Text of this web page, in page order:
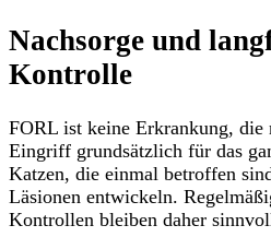
Nachsorge und
Kontrolle
FORL ist keine Erkrankung, die
Eingriff grundsätzlich für das
Katzen, die einmal betroffen
Läsionen entwickeln.
Kontrollen bleiben daher